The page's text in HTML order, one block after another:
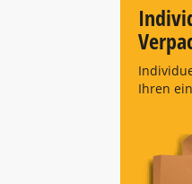
Ihren